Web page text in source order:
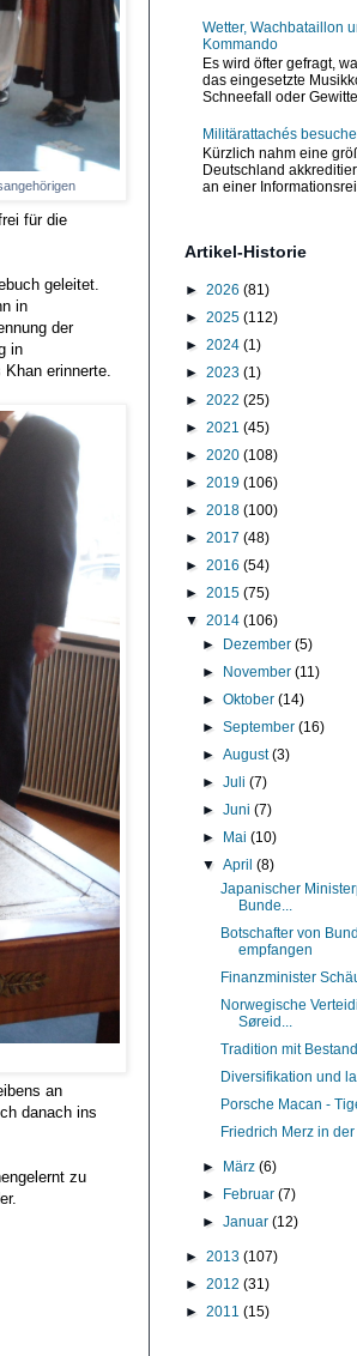
für die
geleitet.
in
der
in
erinnerte.
an
danach ins
zu
Wetter, Wachbataillon
Kommando
Es wird öfter gefragt,
das eingesetzte
Schneefall oder
Militärattachés
Kürzlich nahm eine
Deutschland
an einer
Artikel-Historie
► 2026 (81)
► 2025 (112)
► 2024 (1)
► 2023 (1)
► 2022 (25)
► 2021 (45)
► 2020 (108)
► 2019 (106)
► 2018 (100)
► 2017 (48)
► 2016 (54)
► 2015 (75)
▼ 2014 (106)
► Dezember(5)
► November(11)
►Oktober(14)
►September(16)
►August(3)
►Juli(7)
►Juni(7)
► Mai(10)
▼April(8)
Japanischer
Bunde...
Botschafter von
empfangen
Finanzminister
Norwegische
Søreid...
Tradition mit
Diversifikation und
Porsche Macan -
Friedrich Merz in
► März(6)
► Februar(7)
►Januar(12)
► 2013 (107)
► 2012 (31)
► 2011 (15)